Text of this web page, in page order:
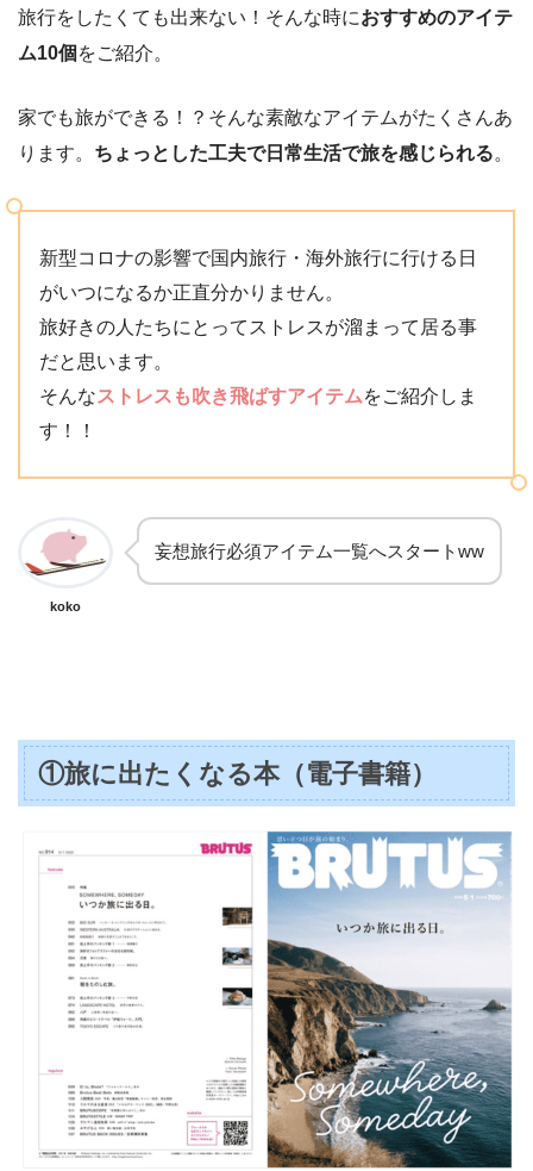
旅行をしたくても出来ない！そんな時におすすめのアイテ
ム10個 をご紹介。
家でも旅ができる！？そんな素敵なアイテムがたくさんあ
ります。 ちょっとした工夫で日常生活で旅を感じられる。
新型コロナの影響で国内旅行・海外旅行に行ける日
がいつになるか正直分かりません。
旅好きの人たちにとってストレスが溜まって居る事
だと思います。
そんなストレスも吹き飛ばすアイテムをご紹介しま
す！！
koko
妄想旅行必須アイテム一覧へスタートww
①旅に出たくなる本（電子書籍）